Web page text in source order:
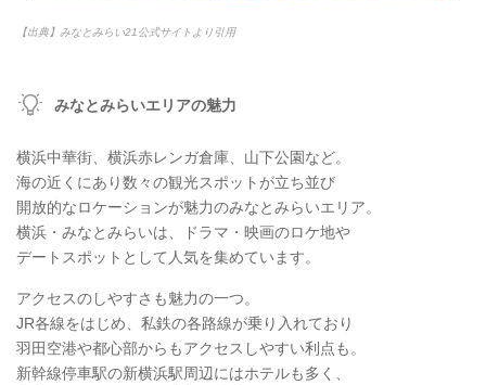
【出典】みなとみらい21公式サイトより引用
みなとみらいエリアの魅力
横浜中華街、横浜赤レンガ倉庫、山下公園など。
海の近くにあり数々の観光スポットが立ち並び
開放的なロケーションが魅力のみなとみらいエリア。
横浜・みなとみらいは、ドラマ・映画のロケ地や
デートスポットとして人気を集めています。
アクセスのしやすさも魅力の一つ。
JR各線をはじめ、私鉄の各路線が乗り入れており
羽田空港や都心部からもアクセスしやすい利点も。
新幹線停車駅の新横浜駅周辺にはホテルも多く、